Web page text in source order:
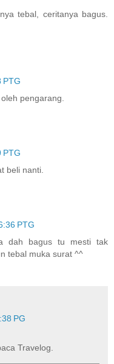
tebal, ceritanya bagus.
PTG
pengarang.
PTG
beli nanti.
PTG
dah bagus tu mesti tak
tebal muka surat ^^
PG
Travelog.